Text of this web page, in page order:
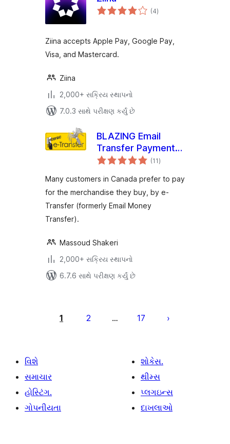
(4કુલ
રેટિંગ્સ
)
Ziina accepts Apple Pay, Google Pay,
Visa, and Mastercard.
Ziina
2,000+ સક્રિય સ્થાપનો
7.0.3 સાથે પરીક્ષણ કર્યું છે
BLAZING Email
Transfer Payment
Gateway
(11કુલ
રેટિંગ્સ
)
Many customers in Canada prefer to pay
for the merchandise they buy, by e-
Transfer (formerly Email Money
Transfer).
Massoud Shakeri
2,000+ સક્રિય સ્થાપનો
6.7.6 સાથે પરીક્ષણ કર્યું છે
પૃષ્ઠ
1 2 … 17
વિશે
સમાચાર
હોસ્ટિંગ.
ગોપનીયતા
શોકેસ.
થીમ્સ
પ્લગઇન્સ
દાખલાઓ